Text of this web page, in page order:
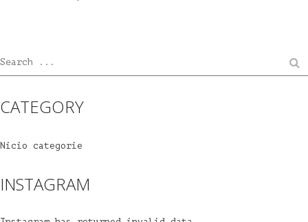
Search ...
CATEGORY
Nicio categorie
INSTAGRAM